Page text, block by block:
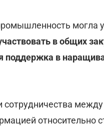
могла
в общих
поддержка в
относительно